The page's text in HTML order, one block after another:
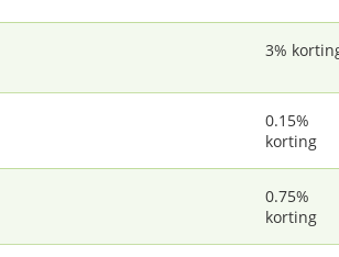
3%
0.15%
korting
0.75%
korting